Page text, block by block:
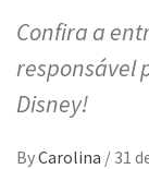
Confira a
responsável
Disney!
ByCarolina / 31